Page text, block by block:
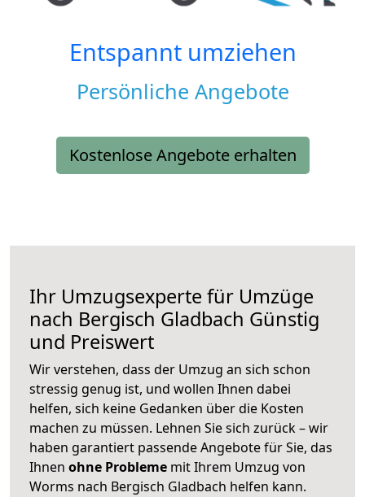
Entspannt umziehen
Persönliche Angebote
Kostenlose Angebote erhalten
Ihr Umzugsexperte für Umzüge
nach Bergisch Gladbach Günstig
und Preiswert
Wir verstehen, dass der Umzug an sich schon
stressig genug ist, und wollen Ihnen dabei
helfen, sich keine Gedanken über die Kosten
machen zu müssen. Lehnen Sie sich zurück – wir
haben garantiert passende Angebote für Sie, das
Ihnen ohne Probleme mit Ihrem Umzug von
Worms nach Bergisch Gladbach helfen kann.